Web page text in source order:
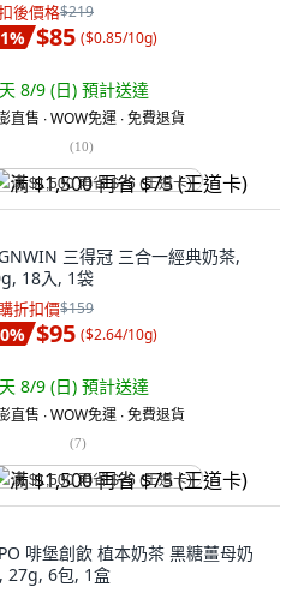
後價格$219
% $85 ($0.85/10g)
8/9 (日) 預計送達
直售 ∙ WOW免運 ∙ 免費退貨
(10)
满 $1,500 再省 $75 (王道卡)
三得冠 三合一經典奶茶,
18入, 1袋
折扣價$159
% $95 ($2.64/10g)
8/9 (日) 預計送達
直售 ∙ WOW免運 ∙ 免費退貨
(7)
满 $1,500 再省 $75 (王道卡)
啡堡創飲 植本奶茶 黑糖薑母奶
27g, 6包, 1盒